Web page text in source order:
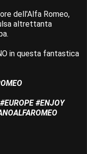
dell'Alfa Romeo,
altrettanta
in questa fantastica
#ENJOY